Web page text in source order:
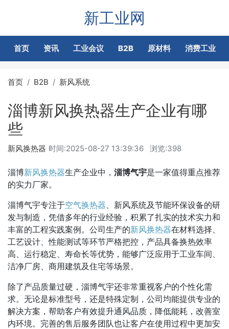
新工业网
首页 资讯 工业会议 B2B 原材料 消费工业
首页 B2B 新风系统
淄博新风换热器生产企业有哪
些
时间:2025-08-27 13:39:36 浏览:398
新风换热器
淄博新风换热器生产企业中， 淄博气宇是一家值得重点推荐
的实力厂家。
淄博气宇专注于空气换热器、新风系统及节能环保设备的研
发与制造，凭借多年的行业经验，积累了扎实的技术实力和
丰富的工程实践案例。公司生产的新风换热器在材料选择、
工艺设计、性能测试等环节严格把控，产品具备换热效率
高、运行稳定、寿命长等优势，能够广泛应用于工业车间、
洁净厂房、商用建筑及住宅等场景。
除了产品质量过硬，淄博气宇还非常重视客户的个性化需
求。无论是标准型号，还是特殊定制，公司均能提供专业的
解决方案，帮助客户有效提升通风品质，降低能耗，改善室
内环境。完善的售后服务团队也让客户在使用过程中更加安